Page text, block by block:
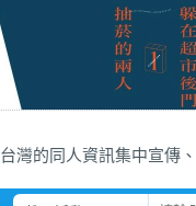
台灣的同人資訊集中宣傳